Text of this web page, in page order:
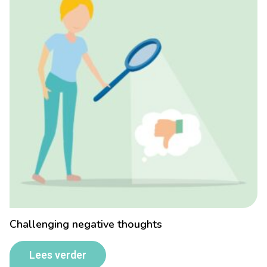
Challenging negative thoughts
Lees verder